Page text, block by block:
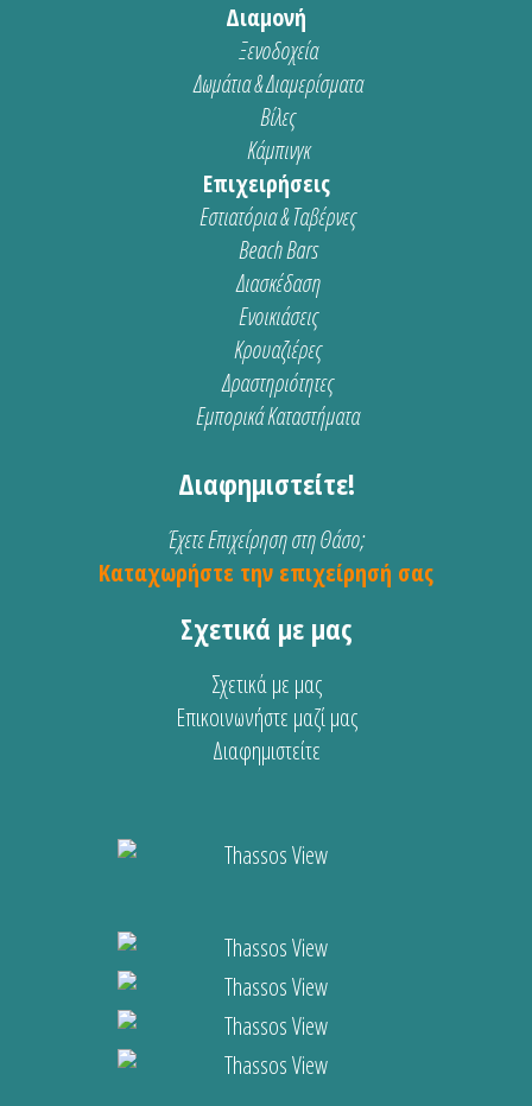
Διαμονή
Ξενοδοχεία
Δωμάτια & Διαμερίσματα
Βίλες
Κάμπινγκ
Επιχειρήσεις
Εστιατόρια & Ταβέρνες
Beach Bars
Διασκέδαση
Ενοικιάσεις
Κρουαζιέρες
Δραστηριότητες
Εμπορικά Καταστήματα
Διαφημιστείτε!
Έχετε Επιχείρηση στη Θάσο;
Καταχωρήστε την επιχείρησή σας
Σχετικά με μας
Σχετικά με μας
Επικοινωνήστε μαζί μας
Διαφημιστείτε